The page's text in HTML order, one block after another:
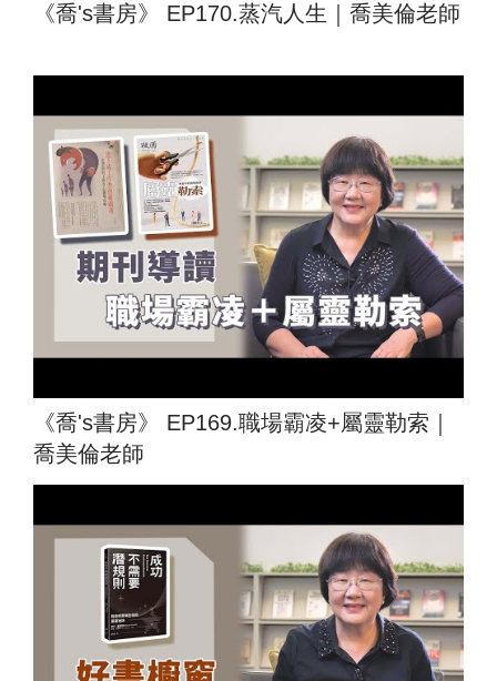
《喬's書房》 EP170.蒸汽人生｜喬美倫老師
《喬's書房》 EP169.職場霸凌+屬靈勒索｜
喬美倫老師